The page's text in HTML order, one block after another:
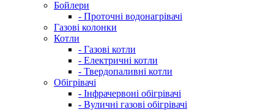
Бойлери
- Проточні водонагрівачі
Газові колонки
Котли
- Газові котли
- Електричні котли
- Твердопаливні котли
Обігрівачі
- Інфрачервоні обігрівачі
- Вуличні газові обігрівачі